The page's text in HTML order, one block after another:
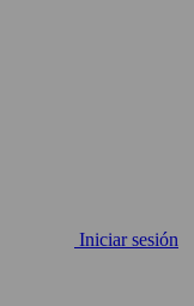
Iniciar sesión